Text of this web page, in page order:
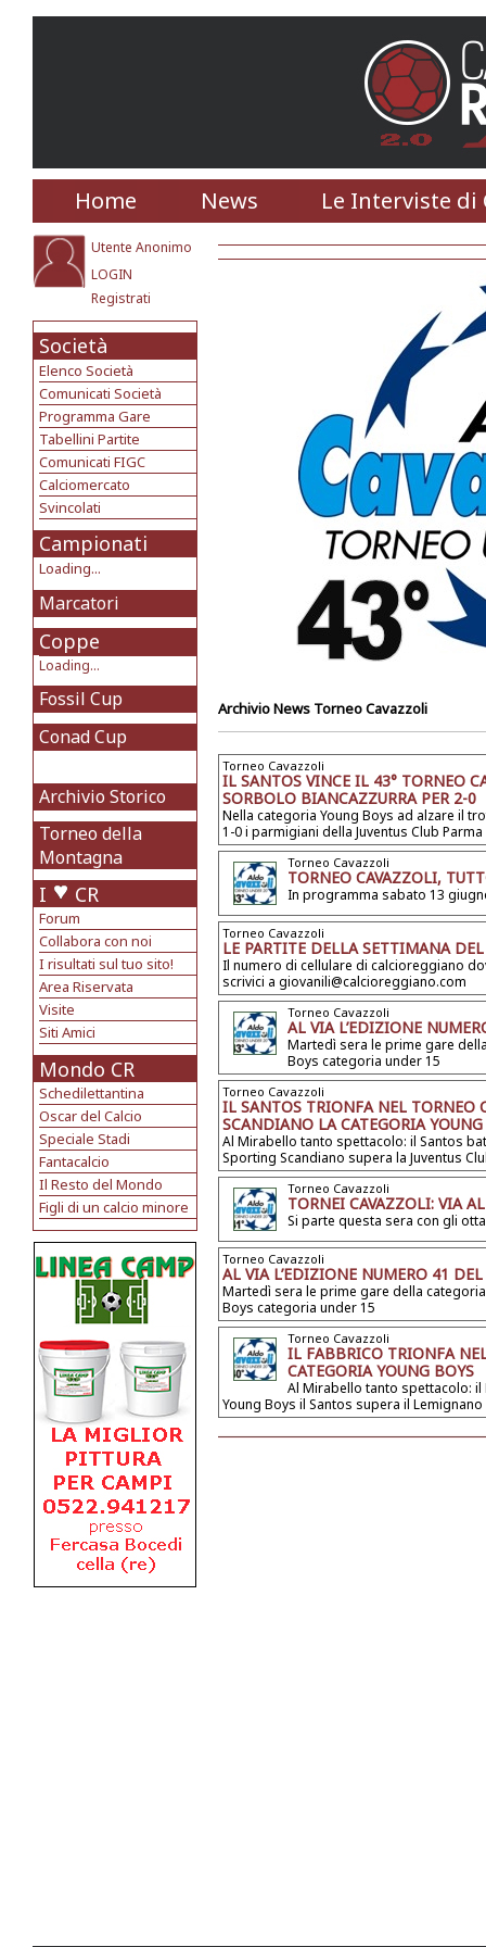
Home News Le Interviste di
Utente Anonimo
LOGIN
Registrati
Società
Elenco Società
Comunicati Società
Programma Gare
Tabellini Partite
Comunicati FIGC
Calciomercato
Svincolati
Campionati
Loading...
Marcatori
Coppe
Loading...
Fossil Cup
Conad Cup
Archivio Storico
Torneo della
Montagna
I CR
Forum
Collabora con noi
I risultati sul tuo sito!
Area Riservata
Visite
Siti Amici
Mondo CR
Schedilettantina
Oscar del Calcio
Speciale Stadi
Fantacalcio
Il Resto del Mondo
Figli di un calcio minore
Archivio News Torneo Cavazzoli
Torneo Cavazzoli
IL SANTOS VINCE IL 43° TORNEO
SORBOLO BIANCAZZURRA PER 2-0
Nella categoria Young Boys ad alzare il
1-0 i parmigiani della Juventus Club Parma
Torneo Cavazzoli
TORNEO CAVAZZOLI,
In programma sabato 13
Torneo Cavazzoli
LE PARTITE DELLA SETTIMANA
Il numero di cellulare di calcioreggiano
scrivici a giovanili@calcioreggiano.com
Torneo Cavazzoli
AL VIA L’EDIZIONE
Martedì sera le prime gare
Boys categoria under 15
Torneo Cavazzoli
IL SANTOS TRIONFA NEL TORNEO
SCANDIANO LA CATEGORIA
Al Mirabello tanto spettacolo: il Santos
Sporting Scandiano supera la Juventus
Torneo Cavazzoli
TORNEI CAVAZZOLI: VIA
Si parte questa sera con gli
Torneo Cavazzoli
AL VIA L’EDIZIONE NUMERO 41
Martedì sera le prime gare della
Boys categoria under 15
Torneo Cavazzoli
IL FABBRICO TRIONFA
CATEGORIA YOUNG BOYS
Al Mirabello tanto spettacolo: il
Young Boys il Santos supera il Lemignano